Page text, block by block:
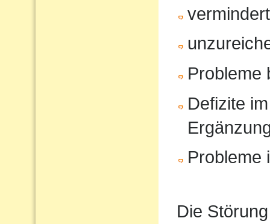
Probleme
Defizite
Probleme
Die